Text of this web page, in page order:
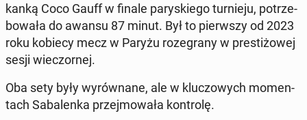
kan­ką Coco Gauff w finale pa­ry­skie­go tur­nie­ju, po­trze­
bo­wa­ła do awansu 87 minut. Był to pierw­szy od 2023
roku kobiecy mecz w Paryżu ro­ze­gra­ny w pre­sti­żo­wej
sesji wie­czor­nej.
Oba sety były wy­rów­na­ne, ale w klu­czo­wych mo­men­
tach Sa­ba­len­ka przej­mo­wa­ła kon­tro­lę.